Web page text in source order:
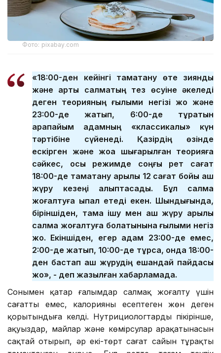
Фото: pixabay.com
«18:00-ден кейінгі тамақтану өте зиянды
және артық салмақтың тез өсуіне әкеледі
деген теорияның ғылыми негізі жоқ және
23:00-де жатып, 6:00-де тұратын
қарапайым адамның «классикалық» күн
тәртібіне сүйенеді. Қазірдің өзінде
ескірген және жоққа шығарылған теорияға
сәйкес, осы режимде соңғы рет сағат
18:00-де тамақтану арқылы 12 сағат бойы аш
жүру кезеңі қалыптасады. Бұл салмақ
жоғалтуға ықпал етеді екен. Шындығында,
біріншіден, тамақ ішу мен аш жүру арқылы
салмақ жоғалтуға болатынына ғылыми негіз
жоқ. Екіншіден, егер адам 23:00-де емес,
2:00-де жатып, 10:00-де тұрса, онда 18:00-
ден бастап аш жүрудің ешқандай пайдасы
жоқ», - деп жазылған хабарламада.
Сонымен қатар ғалымдар салмақ жоғалту үшін
сағатты емес, калорияны есептеген жөн деген
қорытындыға келді. Нутрициологтардың пікірінше,
ақуыздар, майлар және көмірсулар арақатынасын
сақтай отырып, әр екі-төрт сағат сайын тұрақты